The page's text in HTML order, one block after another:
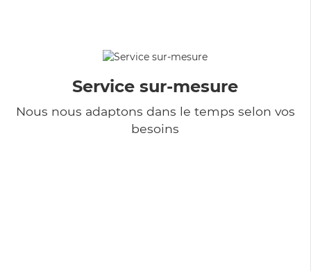
Service sur-mesure
Nous nous adaptons dans le temps selon vos
besoins